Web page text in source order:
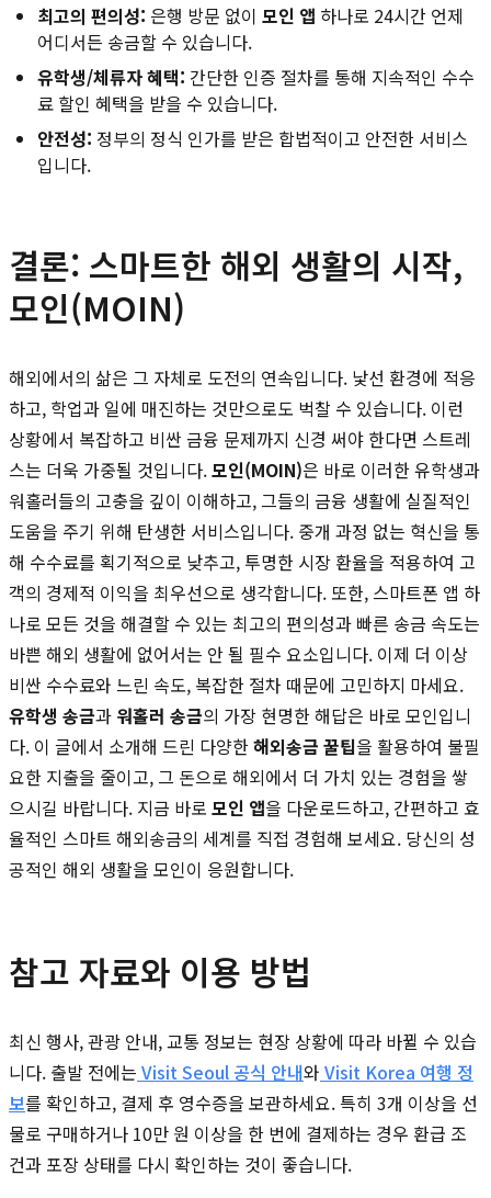
최고의 편의성: 은행 방문 없이 모인 앱 하나로 24시간 언제
어디서든 송금할 수 있습니다.
유학생/체류자 혜택: 간단한 인증 절차를 통해 지속적인 수수
료 할인 혜택을 받을 수 있습니다.
안전성: 정부의 정식 인가를 받은 합법적이고 안전한 서비스
입니다.
결론: 스마트한 해외 생활의 시작,
모인(MOIN)
해외에서의 삶은 그 자체로 도전의 연속입니다. 낯선 환경에 적응
하고, 학업과 일에 매진하는 것만으로도 벅찰 수 있습니다. 이런
상황에서 복잡하고 비싼 금융 문제까지 신경 써야 한다면 스트레
스는 더욱 가중될 것입니다.모인(MOIN)은 바로 이러한 유학생과
워홀러들의 고충을 깊이 이해하고, 그들의 금융 생활에 실질적인
도움을 주기 위해 탄생한 서비스입니다. 중개 과정 없는 혁신을 통
해 수수료를 획기적으로 낮추고, 투명한 시장 환율을 적용하여 고
객의 경제적 이익을 최우선으로 생각합니다. 또한, 스마트폰 앱 하
나로 모든 것을 해결할 수 있는 최고의 편의성과 빠른 송금 속도는
바쁜 해외 생활에 없어서는 안 될 필수 요소입니다. 이제 더 이상
비싼 수수료와 느린 속도, 복잡한 절차 때문에 고민하지 마세요.
유학생 송금과 워홀러 송금의 가장 현명한 해답은 바로 모인입니
다. 이 글에서 소개해 드린 다양한해외송금 꿀팁을 활용하여 불필
요한 지출을 줄이고, 그 돈으로 해외에서 더 가치 있는 경험을 쌓
으시길 바랍니다. 지금 바로 모인 앱을 다운로드하고, 간편하고 효
율적인 스마트 해외송금의 세계를 직접 경험해 보세요. 당신의 성
공적인 해외 생활을 모인이 응원합니다.
참고 자료와 이용 방법
최신 행사, 관광 안내, 교통 정보는 현장 상황에 따라 바뀔 수 있습
니다. 출발 전에는 Visit Seoul 공식 안내와 Visit Korea 여행 정
보를 확인하고, 결제 후 영수증을 보관하세요. 특히 3개 이상을 선
물로 구매하거나 10만 원 이상을 한 번에 결제하는 경우 환급 조
건과 포장 상태를 다시 확인하는 것이 좋습니다.